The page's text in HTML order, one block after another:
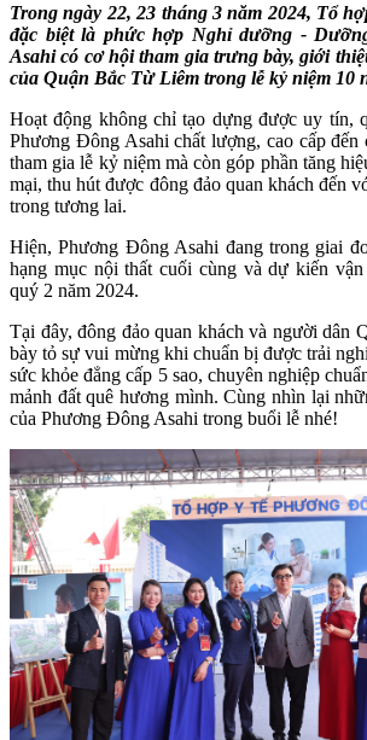
Trong ngày 22, 23 tháng 3 năm 2024, Tổ
đặc biệt là phức hợp Nghỉ dưỡng -
Asahi có cơ hội tham gia trưng bày, giới
của Quận Bắc Từ Liêm trong lễ kỷ niệm 10
Hoạt động không chỉ tạo dựng được uy tín,
Phương Đông Asahi chất lượng, cao cấp đến
tham gia lễ kỷ niệm mà còn góp phần tăng
mại, thu hút được đông đảo quan khách đến
trong tương lai.
Hiện, Phương Đông Asahi đang trong giai
hạng mục nội thất cuối cùng và dự kiến
quý 2 năm 2024.
Tại đây, đông đảo quan khách và người dân
bày tỏ sự vui mừng khi chuẩn bị được trải
sức khỏe đẳng cấp 5 sao, chuyên nghiệp
mảnh đất quê hương mình. Cùng nhìn lại
của Phương Đông Asahi trong buổi lễ nhé!